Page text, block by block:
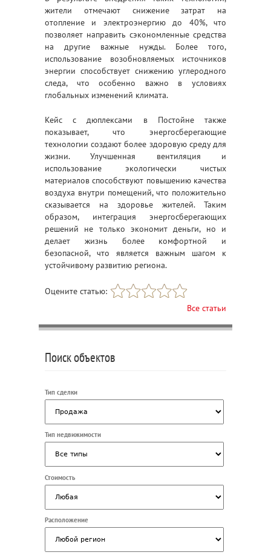
жители отмечают снижение затрат на
отопление и электроэнергию до 40%, что
позволяет направить сэкономленные средства
на другие важные нужды. Более того,
использование возобновляемых источников
энергии способствует снижению углеродного
следа, что особенно важно в условиях
глобальных изменений климата.
Кейс с дюплексами в Постойне также
показывает, что энергосберегающие
технологии создают более здоровую среду для
жизни. Улучшенная вентиляция и
использование экологически чистых
материалов способствуют повышению качества
воздуха внутри помещений, что положительно
сказывается на здоровье жителей. Таким
образом, интеграция энергосберегающих
решений не только экономит деньги, но и
делает жизнь более комфортной и
безопасной, что является важным шагом к
устойчивому развитию региона.
Оцените статью:
Все статьи
Поиск объектов
Тип сделки
Тип недвижимости
Стоимость
Расположение